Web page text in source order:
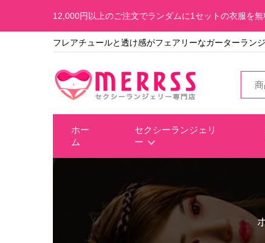
12,000円以上のご注文でランダムに1セットの衣服を無
フレアチュールと透け感がフェアリーなガーターラン
ホー
ム
セクシーランジェリ
ー